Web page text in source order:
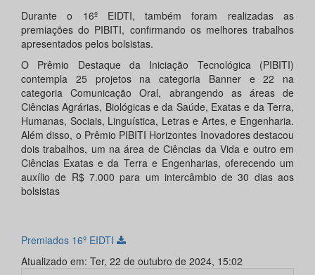
Durante o 16º EIDTI, também foram realizadas as
premiações do PIBITI, confirmando os melhores trabalhos
apresentados pelos bolsistas.
O Prêmio Destaque da Iniciação Tecnológica (PIBITI)
contempla 25 projetos na categoria Banner e 22 na
categoria Comunicação Oral, abrangendo as áreas de
Ciências Agrárias, Biológicas e da Saúde, Exatas e da Terra,
Humanas, Sociais, Linguística, Letras e Artes, e Engenharia.
Além disso, o Prêmio PIBITI Horizontes Inovadores destacou
dois trabalhos, um na área de Ciências da Vida e outro em
Ciências Exatas e da Terra e Engenharias, oferecendo um
auxílio de R$ 7.000 para um intercâmbio de 30 dias aos
bolsistas
Premiados 16º EIDTI
Atualizado em: Ter, 22 de outubro de 2024, 15:02